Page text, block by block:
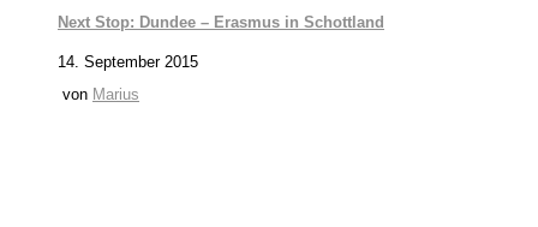
Next Stop: Dundee – Erasmus in Schottland
14. September 2015
von Marius